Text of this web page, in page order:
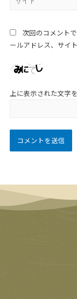
次回のコメント
ールアドレス、サイ
上に表示された文字